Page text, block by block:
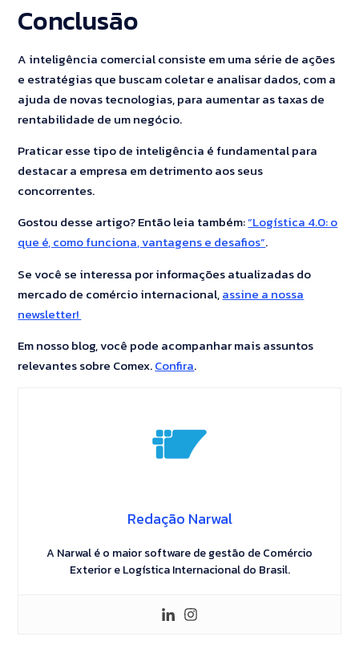
Conclusão
A inteligência comercial consiste em uma série de ações
e estratégias que buscam coletar e analisar dados, com a
ajuda de novas tecnologias, para aumentar as taxas de
rentabilidade de um negócio.
Praticar esse tipo de inteligência é fundamental para
destacar a empresa em detrimento aos seus
concorrentes.
Gostou desse artigo? Então leia também:“Logística 4.0: o
que é, como funciona, vantagens e desafios”.
Se você se interessa por informações atualizadas do
mercado de comércio internacional,assine a nossa
newsletter!
Em nosso blog, você pode acompanhar mais assuntos
relevantes sobre Comex.Confira.
Redação Narwal
A Narwal é o maior software de gestão de Comércio
Exterior e Logística Internacional do Brasil.